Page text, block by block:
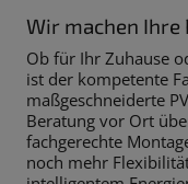
Wir machen Ihre
Ob für Ihr Zuhause
ist der kompetente
maßgeschneiderte
Beratung vor Ort
fachgerechte
noch mehr